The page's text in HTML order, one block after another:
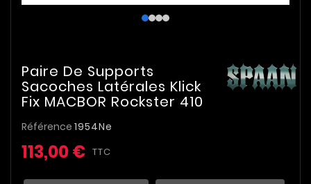
Paire De Supports
Sacoches Latérales Klick
Fix MACBOR Rockster 410
Référence 1954Ne
113,00 € TTC